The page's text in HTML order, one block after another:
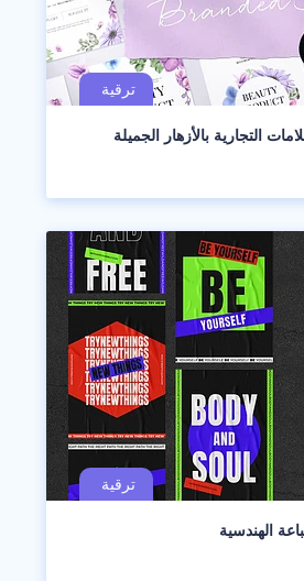
التجارية بالأزهار الجميلة
الهندسية